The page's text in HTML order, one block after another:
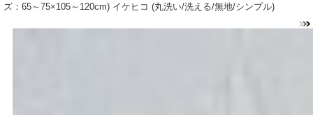
ズ：65～75×105～120cm) イケヒコ (丸洗い/洗える/無地/シンプル)